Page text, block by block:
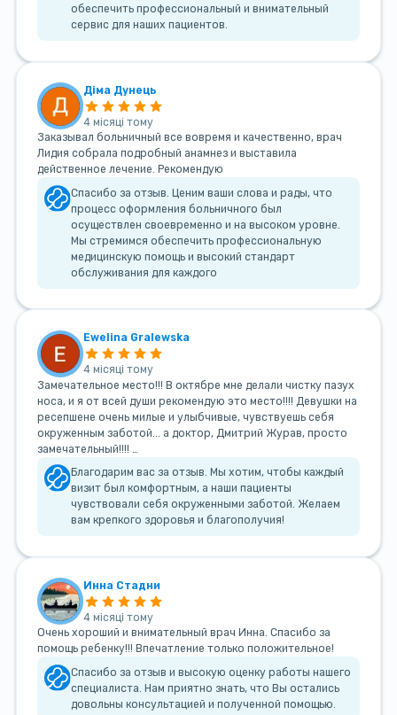
обеспечить профессиональный и внимательный
сервис для наших пациентов.
Діма Дунець
4 місяці тому
Заказывал больничный все вовремя и качественно, врач
Лидия собрала подробный анамнез и выставила
действенное лечение. Рекомендую
Спасибо за отзыв. Ценим ваши слова и рады, что
процесс оформления больничного был
осуществлен своевременно и на высоком уровне.
Мы стремимся обеспечить профессиональную
медицинскую помощь и высокий стандарт
обслуживания для каждого
Ewelina Gralewska
4 місяці тому
Замечательное место!!! В октябре мне делали чистку пазух
носа, и я от всей души рекомендую это место!!!! Девушки на
ресепшене очень милые и улыбчивые, чувствуешь себя
окруженным заботой... а доктор, Дмитрий Журав, просто
замечательный!!!! …
Благодарим вас за отзыв. Мы хотим, чтобы каждый
визит был комфортным, а наши пациенты
чувствовали себя окруженными заботой. Желаем
вам крепкого здоровья и благополучия!
Инна Стадни
4 місяці тому
Очень хороший и внимательный врач Инна. Спасибо за
помощь ребенку!!! Впечатление только положительное!
Спасибо за отзыв и высокую оценку работы нашего
специалиста. Нам приятно знать, что Вы остались
довольны консультацией и полученной помощью.